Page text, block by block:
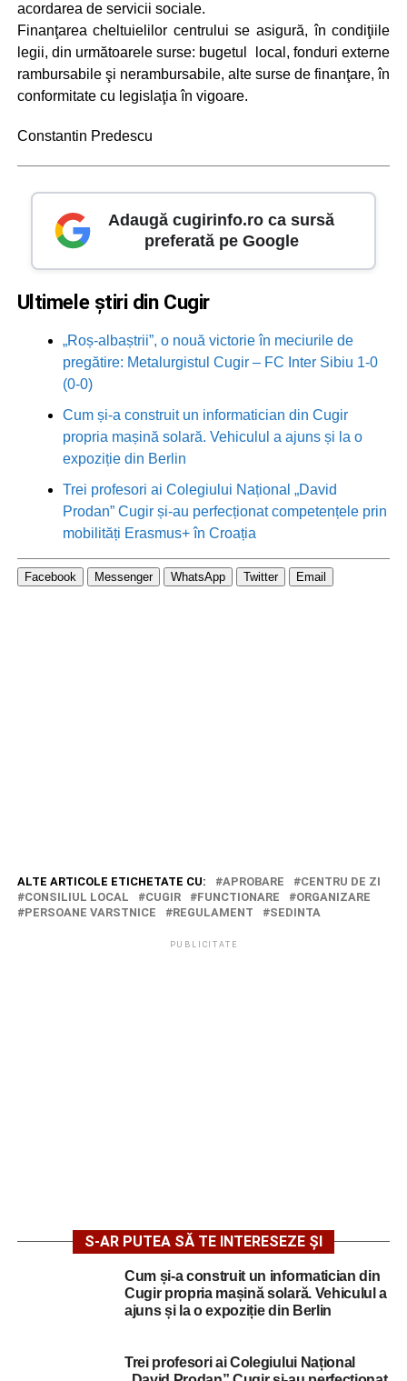
acordarea de servicii sociale.
Finanţarea cheltuielilor centrului se asigură, în condiţiile
legii, din următoarele surse: bugetul local, fonduri externe
rambursabile şi nerambursabile, alte surse de finanţare, în
conformitate cu legis­laţia în vigoare.
Constantin Predescu
Adaugă cugirinfo.ro ca sursă
preferată pe Google
Ultimele știri din Cugir
„Roș-albaștrii”, o nouă victorie în meciurile de
pregătire: Metalurgistul Cugir – FC Inter Sibiu 1-0
(0-0)
Cum și-a construit un informatician din Cugir
propria mașină solară. Vehiculul a ajuns și la o
expoziție din Berlin
Trei profesori ai Colegiului Național „David
Prodan” Cugir și-au perfecționat competențele prin
mobilități Erasmus+ în Croația
Facebook Messenger WhatsApp Twitter Email
ALTE ARTICOLE ETICHETATE CU: APROBARE
CENTRU DE ZI
CONSILIUL LOCAL
CUGIR FUNCTIONARE
ORGANIZARE
PERSOANE VARSTNICE
REGULAMENT SEDINTA
PUBLICITATE
S-AR PUTEA SĂ TE INTERESEZE ȘI
Cum și-a construit un informatician din
Cugir propria mașină solară. Vehiculul a
ajuns și la o expoziție din Berlin
Trei profesori ai Colegiului Național